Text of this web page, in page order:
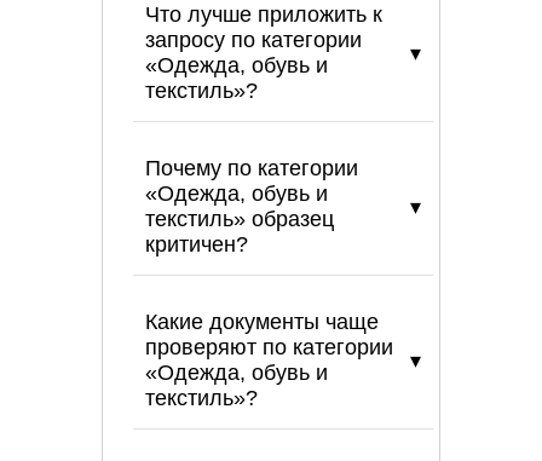
Что лучше приложить к
запросу по категории
«Одежда, обувь и
текстиль»?
Почему по категории
«Одежда, обувь и
текстиль» образец
критичен?
Какие документы чаще
проверяют по категории
«Одежда, обувь и
текстиль»?